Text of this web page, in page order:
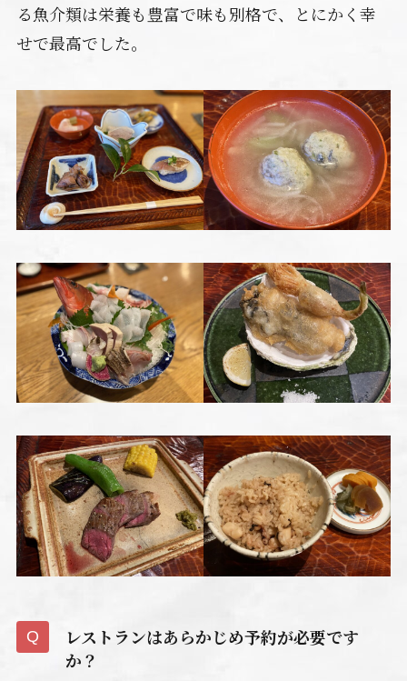
る魚介類は栄養も豊富で味も別格で、とにかく幸
せで最高でした。
レストランはあらかじめ予約が必要です
か？